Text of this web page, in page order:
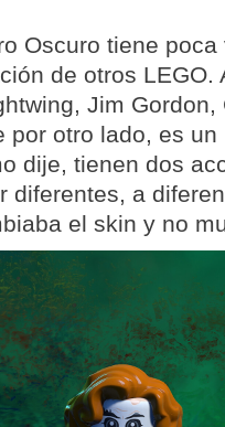
Oscuro tiene
de otros LEGO.
Jim
por otro lado, es
dije, tienen dos
diferentes, a
el skin y no